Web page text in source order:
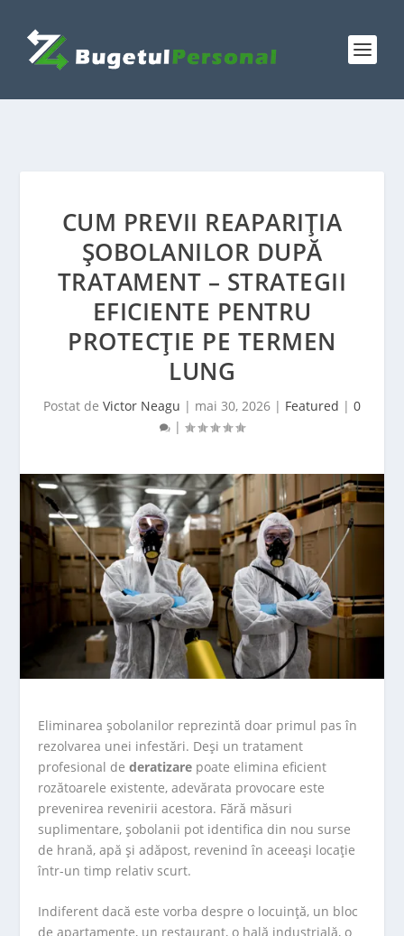
CUM PREVII REAPARIȚIA
ȘOBOLANILOR DUPĂ
TRATAMENT – STRATEGII
EFICIENTE PENTRU
PROTECȚIE PE TERMEN
LUNG
Postat de Victor Neagu | mai 30, 2026 | Featured | 0
|
Eliminarea șobolanilor reprezintă doar primul pas în
rezolvarea unei infestări. Deși un tratament
profesional dederatizare poate elimina eficient
rozătoarele existente, adevărata provocare este
prevenirea revenirii acestora. Fără măsuri
suplimentare, șobolanii pot identifica din nou surse
de hrană, apă și adăpost, revenind în aceeași locație
într-un timp relativ scurt.
Indiferent dacă este vorba despre o locuință, un bloc
de apartamente, un restaurant, o hală industrială, o